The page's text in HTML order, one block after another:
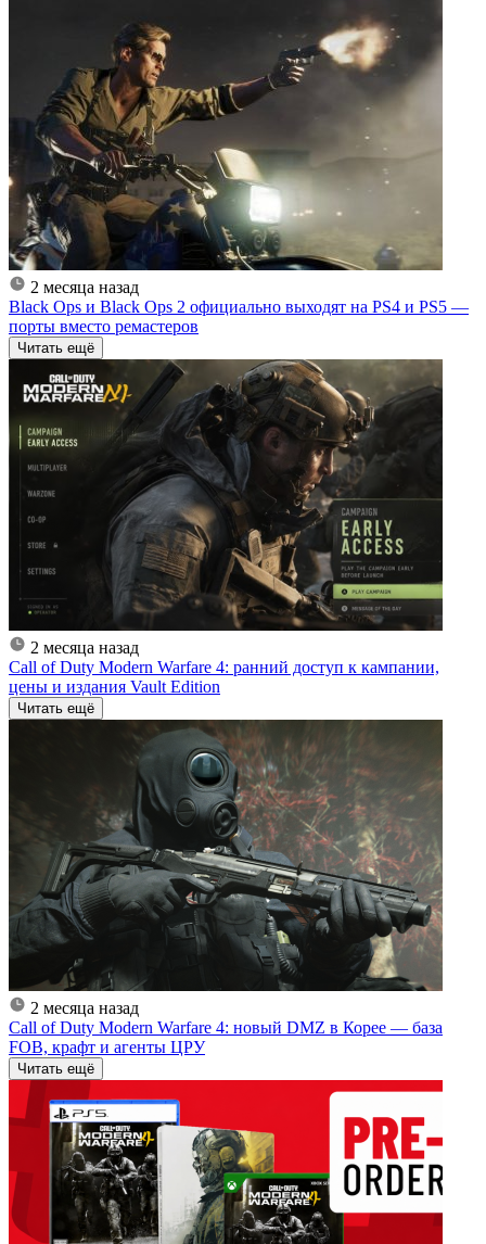
2 месяца назад
Black Ops и Black Ops 2 официально выходят на PS4 и PS5 —
порты вместо ремастеров
Читать ещё
2 месяца назад
Call of Duty Modern Warfare 4: ранний доступ к кампании,
цены и издания Vault Edition
Читать ещё
2 месяца назад
Call of Duty Modern Warfare 4: новый DMZ в Корее — база
FOB, крафт и агенты ЦРУ
Читать ещё